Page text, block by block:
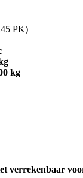
PK)
kg
verrekenbaar